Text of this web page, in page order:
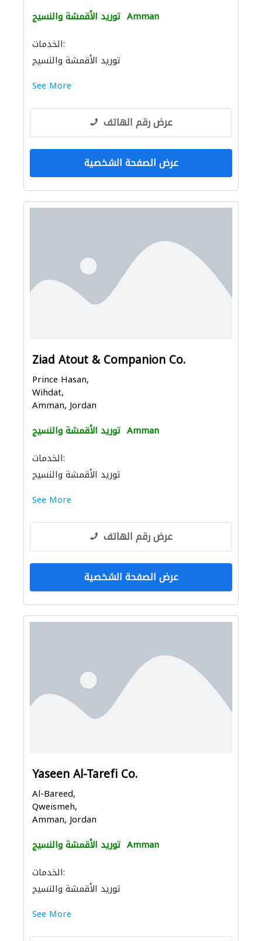
توريد الأقمشة والنسيج Amman
الخدمات:
توريد الأقمشة والنسيج
See More
عرض رقم الهاتف
عرض الصفحة الشخصية
Ziad Atout & Companion Co.
Prince Hasan,
Wihdat,
Amman, Jordan
توريد الأقمشة والنسيج Amman
الخدمات:
توريد الأقمشة والنسيج
See More
عرض رقم الهاتف
عرض الصفحة الشخصية
Yaseen Al-Tarefi Co.
Al-Bareed,
Qweismeh,
Amman, Jordan
توريد الأقمشة والنسيج Amman
الخدمات:
توريد الأقمشة والنسيج
See More